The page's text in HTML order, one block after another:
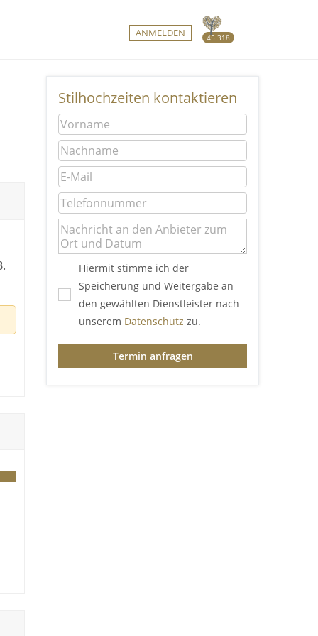
45.318
ANMELDEN
Stilhochzeiten kontaktieren
Hiermit stimme ich der
Speicherung und Weitergabe an
den gewählten Dienstleister nach
unserem Datenschutz zu.
Termin anfragen